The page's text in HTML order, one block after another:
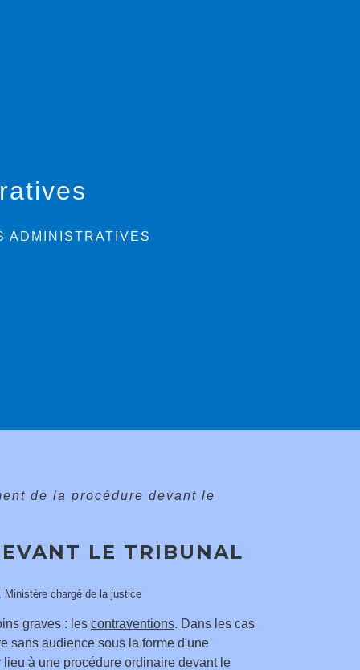
ADMINISTRATIVES
de la procédure devant le
LE TRIBUNAL
Ministère chargé de la justice
graves : les contraventions. Dans les cas
sans audience sous la forme d'une
à une procédure ordinaire devant le